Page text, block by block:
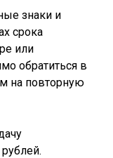
знаки и
срока
или
обратиться в
на повторную